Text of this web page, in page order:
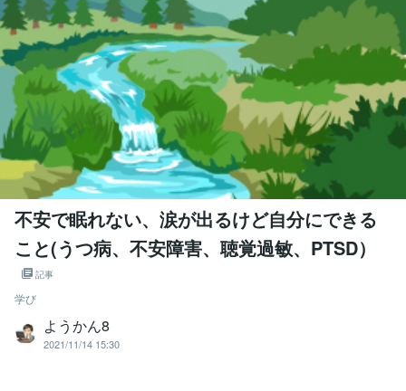
不安で眠れない、涙が出るけど自分にできる
こと(うつ病、不安障害、聴覚過敏、PTSD）
記事
学び
ようかん8
2021/11/14 15:30